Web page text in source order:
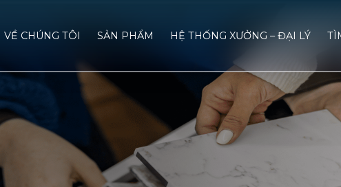
VỀ CHÚNG TÔI SẢN PHẨM HỆ THỐNG XƯỞNG – ĐẠI LÝ